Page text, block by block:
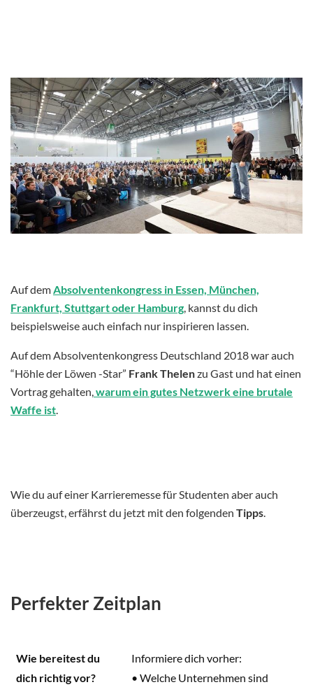
Auf dem Absolventenkongress in Essen, München,
Frankfurt, Stuttgart oder Hamburg , kannst du dich
beispielsweise auch einfach nur inspirieren lassen.
Auf dem Absolventenkongress Deutschland 2018 war auch
“Höhle der Löwen -Star” Frank Thelenzu Gast und hat einen
Vortrag gehalten, warum ein gutes Netzwerk eine brutale
Waffe ist
Wie du auf einer Karrieremesse für Studenten aber auch
überzeugst, erfährst du jetzt mit den folgenden Tipps
Perfekter Zeitplan
Wie bereitest du
dich richtig vor?
Informiere dich vorher:
• Welche Unternehmen sind